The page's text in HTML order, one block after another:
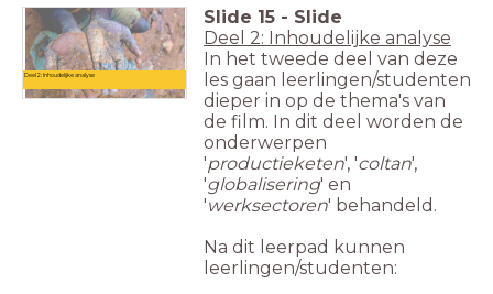
Deel 2: Inhoudelijke analyse
Slide 15 - Slide
Deel 2: Inhoudelijke analyse
In het tweede deel van deze
les gaan leerlingen/studenten
dieper in op de thema's van
de film. In dit deel worden de
onderwerpen
'productieketen', 'coltan',
'globalisering' en
'werksectoren' behandeld.
Na dit leerpad kunnen
leerlingen/studenten: